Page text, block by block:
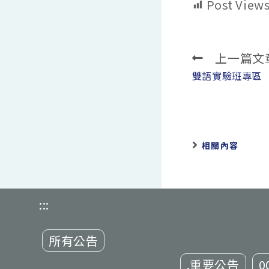
Post
Read
more
上一篇文
雙語實驗班專區
相關內容
:::
所有公告
.重要公告